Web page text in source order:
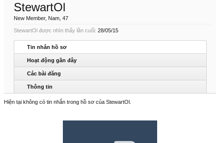
StewartOl
New Member, Nam, 47
StewartOl được nhìn thấy lần cuối: 28/05/15
Tin nhắn hồ sơ
Hoạt động gần đây
Các bài đăng
Thông tin
Hiện tại không có tin nhắn trong hồ sơ của StewartOl.